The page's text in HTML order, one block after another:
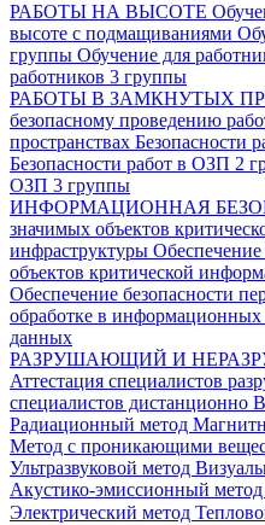
РАБОТЫ НА ВЫСОТЕ
высоте с подмащиваниями
группы Обучение для
работников 3 группы
РАБОТЫ В ЗАМКНУТЫХ
безопасному проведению
пространствах Безопасности
Безопасности работ в ОЗП 2
ОЗП 3 группы
ИНФОРМАЦИОННАЯ
значимых объектов
инфраструктуры Обеспечение
объектов критической
Обеспечение безопасности
обработке в информационных
данных
РАЗРУШАЮЩИЙ И
Аттестация специалистов
специалистов дистанционно
Радиационный метод
Метод с проникающими
Ультразвуковой метод
Акустико-эмиссионный метод
Электрический метод